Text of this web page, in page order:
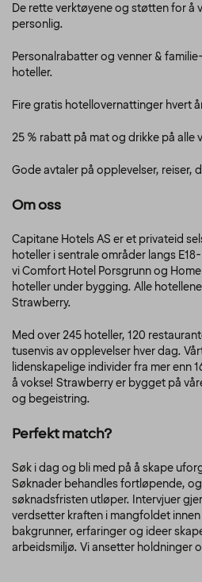
De rette verktøyene og støtten for å
personlig.
Personalrabatter og venner &
hoteller.
Fire gratis hotellovernattinger hvert
25 % rabatt på mat og drikke på alle
Gode avtaler på opplevelser, reiser,
Om oss
Capitane Hotels AS er et privateid
hoteller i sentrale områder langs
vi Comfort Hotel Porsgrunn og
hoteller under bygging. Alle
Strawberry.
Med over 245 hoteller, 120
tusenvis av opplevelser hver dag.
lidenskapelige individer fra mer enn
å vokse! Strawberry er bygget på
og begeistring.
Perfekt match?
Søk i dag og bli med på å skape
Søknader behandles fortløpende,
søknadsfristen utløper. Intervjuer
verdsetter kraften i mangfoldet
bakgrunner, erfaringer og ideer
arbeidsmiljø. Vi ansetter holdninger